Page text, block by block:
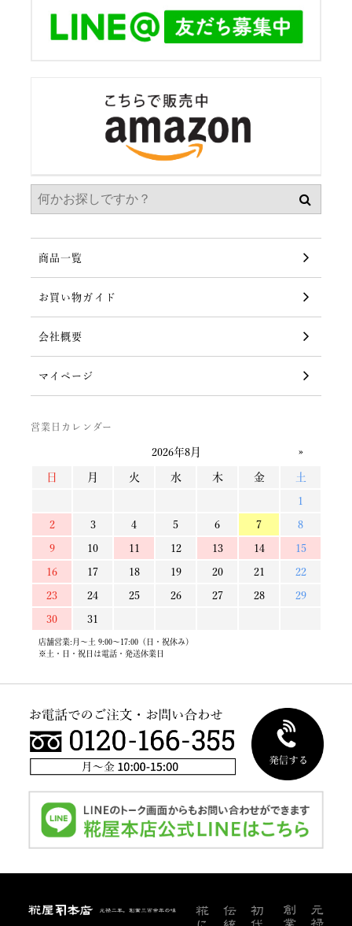
商品一覧
お買い物ガイド
会社概要
マイページ
営業日カレンダー